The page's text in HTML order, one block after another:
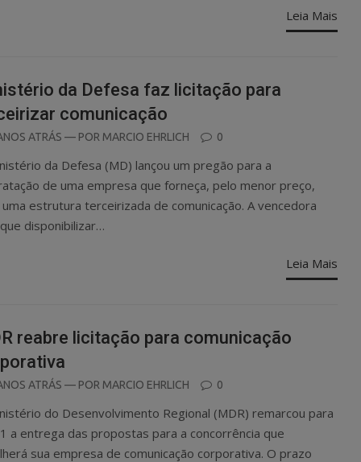
Leia Mais
da Defesa faz licitação para
comunicação
ATRÁS — POR MARCIO EHRLICH 0
da Defesa (MD) lançou um pregão para a
de uma empresa que forneça, pelo menor preço,
estrutura terceirizada de comunicação. A vencedora
disponibilizar…
Leia Mais
reabre licitação para comunicação
ATRÁS — POR MARCIO EHRLICH 0
do Desenvolvimento Regional (MDR) remarcou para
a entrega das propostas para a concorrência que
sua empresa de comunicação corporativa. O prazo